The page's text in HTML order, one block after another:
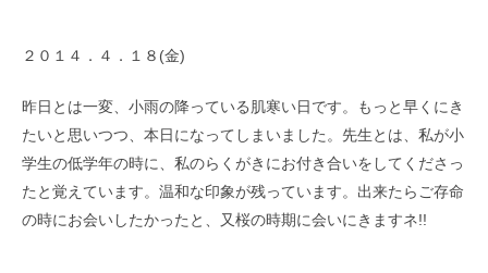
２０１４．４．１８(金)
昨日とは一変、小雨の降っている肌寒い日です。もっと早くにき
たいと思いつつ、本日になってしまいました。先生とは、私が小
学生の低学年の時に、私のらくがきにお付き合いをしてくださっ
たと覚えています。温和な印象が残っています。出来たらご存命
の時にお会いしたかったと、又桜の時期に会いにきますネ!!